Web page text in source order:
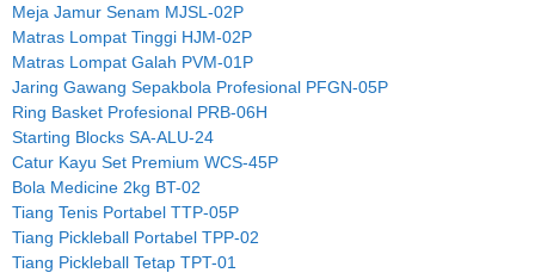
Meja Jamur Senam MJSL-02P
Matras Lompat Tinggi HJM-02P
Matras Lompat Galah PVM-01P
Jaring Gawang Sepakbola Profesional PFGN-05P
Ring Basket Profesional PRB-06H
Starting Blocks SA-ALU-24
Catur Kayu Set Premium WCS-45P
Bola Medicine 2kg BT-02
Tiang Tenis Portabel TTP-05P
Tiang Pickleball Portabel TPP-02
Tiang Pickleball Tetap TPT-01